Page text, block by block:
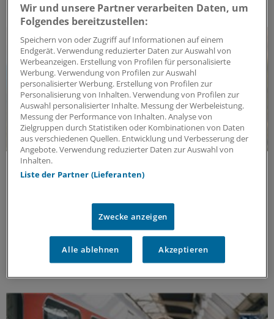
DAS KÖNNTE SIE AUCH INTERESSIEREN
Impflücken bei Chronikern
Grippeimpfung bei Diabetes: Risiko für Folgen
kardiovaskuläres Risiko. Registerstudien zeigen:
Geimpfte Patientinnen und Patienten hatten seltener
Herzinfarkte und eine niedrigere Sterblichkeit.
|Viatris Germany GmbH
Wir und unsere Partner verarbeiten Daten, um
Folgendes bereitzustellen:
Speichern von oder Zugriff auf Informationen auf einem
Endgerät. Verwendung reduzierter Daten zur Auswahl von
Werbeanzeigen. Erstellung von Profilen für personalisierte
Werbung. Verwendung von Profilen zur Auswahl
personalisierter Werbung. Erstellung von Profilen zur
Personalisierung von Inhalten. Verwendung von Profilen zur
Auswahl personalisierter Inhalte. Messung der Werbeleistung.
Messung der Performance von Inhalten. Analyse von
Zielgruppen durch Statistiken oder Kombinationen von Daten
aus verschiedenen Quellen. Entwicklung und Verbesserung der
Angebote. Verwendung reduzierter Daten zur Auswahl von
Inhalten.
Liste der Partner (Lieferanten)
Zwecke anzeigen
Alle ablehnen Akzeptieren